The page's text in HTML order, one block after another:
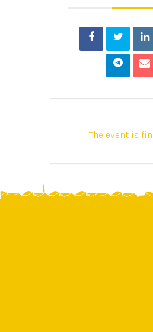
The event is